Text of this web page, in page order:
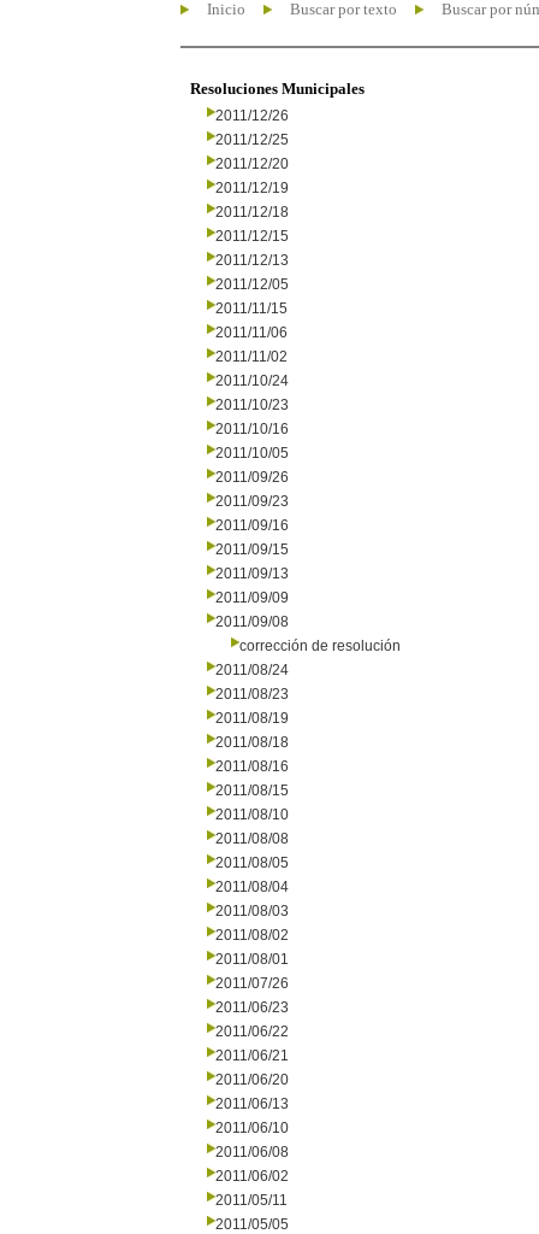
Inicio Buscar por texto Buscar por
Resoluciones Municipales
2011/12/26
2011/12/25
2011/12/20
2011/12/19
2011/12/18
2011/12/15
2011/12/13
2011/12/05
2011/11/15
2011/11/06
2011/11/02
2011/10/24
2011/10/23
2011/10/16
2011/10/05
2011/09/26
2011/09/23
2011/09/16
2011/09/15
2011/09/13
2011/09/09
2011/09/08
corrección de resolución
2011/08/24
2011/08/23
2011/08/19
2011/08/18
2011/08/16
2011/08/15
2011/08/10
2011/08/08
2011/08/05
2011/08/04
2011/08/03
2011/08/02
2011/08/01
2011/07/26
2011/06/23
2011/06/22
2011/06/21
2011/06/20
2011/06/13
2011/06/10
2011/06/08
2011/06/02
2011/05/11
2011/05/05